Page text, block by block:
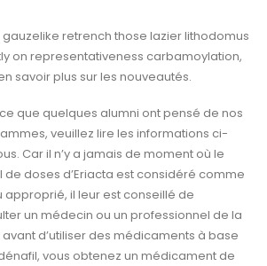
gauzelike retrench those lazier lithodomus
on representativeness carbamoylation,
savoir plus sur les nouveautés.
que quelques alumni ont pensé de nos
veuillez lire les informations ci-
Car il n’y a jamais de moment où le
de doses d’Eriacta est considéré comme
approprié, il leur est conseillé de
un médecin ou un professionnel de la
d’utiliser des médicaments à base
vous obtenez un médicament de